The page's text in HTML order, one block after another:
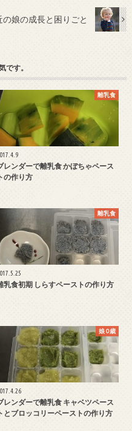
娘の成長と困りごと
です。
離乳食
レンダーで離乳食 かぼちゃペース
の作り方
離乳食
乳食初期 しらすペーストの作り方
娘 0歳
レンダーで離乳食 キャベツペース
とブロッコリーペーストの作り方